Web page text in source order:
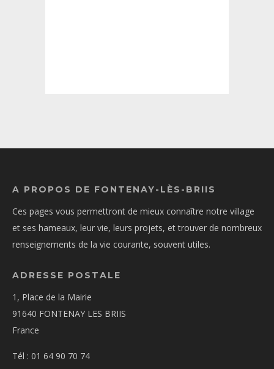
A PROPOS DE FONTENAY-LÈS-BRIIS
Ces pages vous permettront de mieux connaître notre village
et ses hameaux, leur vie, leurs projets, et trouver de nombreux
renseignements de la vie courante, souvent utiles.
ADRESSE POSTALE
1, Place de la Mairie
91640 FONTENAY LES BRIIS
France
Tél : 01 64 90 70 74